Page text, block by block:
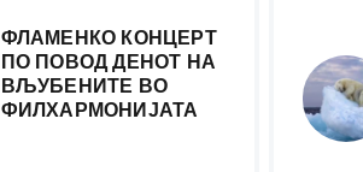
ФЛАМЕНКО КОНЦЕРТ
ПО ПОВОД ДЕНОТ НА
ВЉУБЕНИТЕ ВО
ФИЛХАРМОНИЈАТА